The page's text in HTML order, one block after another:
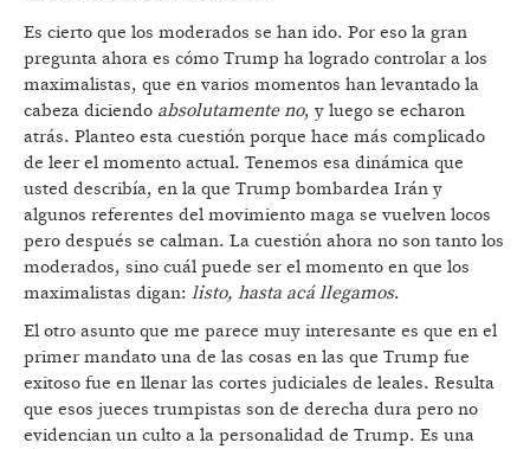
Es cierto que los moderados se han ido. Por eso la gran
pregunta ahora es cómo Trump ha logrado controlar a los
maximalistas, que en varios momentos han levantado la
cabeza diciendo absolutamente no, y luego se echaron
atrás. Planteo esta cuestión porque hace más complicado
de leer el momento actual. Tenemos esa dinámica que
usted describía, en la que Trump bombardea Irán y
algunos referentes del movimiento maga se vuelven locos
pero después se calman. La cuestión ahora no son tanto los
moderados, sino cuál puede ser el momento en que los
maximalistas digan: listo, hasta acá llegamos.
El otro asunto que me parece muy interesante es que en el
primer mandato una de las cosas en las que Trump fue
exitoso fue en llenar las cortes judiciales de leales. Resulta
que esos jueces trumpistas son de derecha dura pero no
evidencian un culto a la personalidad de Trump. Es una